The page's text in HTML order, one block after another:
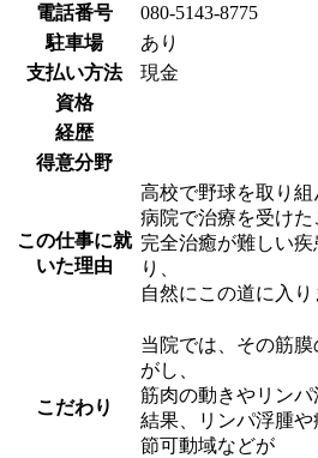
電話番号
080-5143-8775
駐車場
あり
支払い方法
現金
資格
経歴
得意分野
この仕事に就
いた理由
高校で野球を取り
病院で治療を受けた
完全治癒が難しい
り、
自然にこの道に入り
こだわり
当院では、その筋
がし、
筋肉の動きやリンパ
結果、リンパ浮腫
節可動域などが